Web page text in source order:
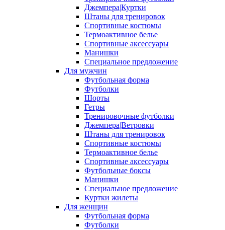
Джемпера|Куртки
Штаны для тренировок
Спортивные костюмы
Термоактивное белье
Спортивные аксессуары
Манишки
Специальное предложение
Для мужчин
Футбольная форма
Футболки
Шорты
Гетры
Тренировочные футболки
Джемпера|Ветровки
Штаны для тренировок
Спортивные костюмы
Термоактивное белье
Спортивные аксессуары
Футбольные боксы
Манишки
Специальное предложение
Куртки жилеты
Для женщин
Футбольная форма
Футболки